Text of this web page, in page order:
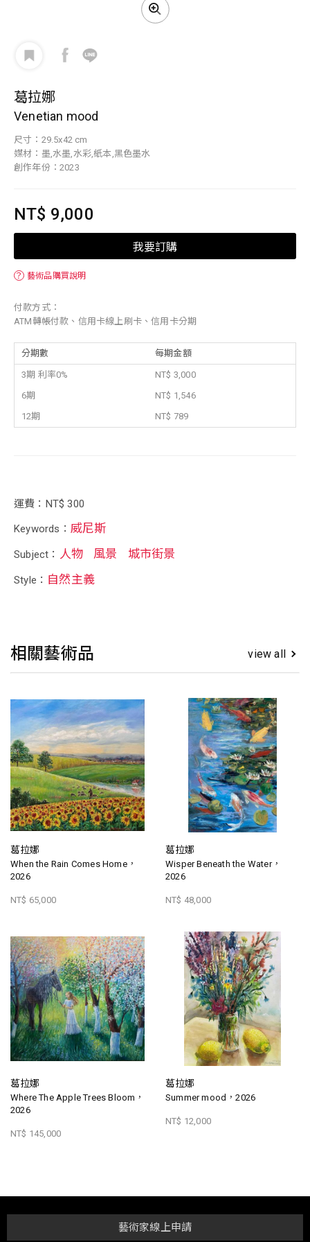
葛拉娜
Venetian mood
尺寸：29.5x42 cm
媒材：墨,水墨,水彩,紙本,黑色墨水
創作年份：2023
NT$ 9,000
我要訂購
？ 藝術品購買說明
付款方式：
ATM轉帳付款、信用卡線上刷卡、信用卡分期
分期數 每期金額
3期 利率0%
NT$ 3,000
6期
NT$ 1,546
12期
NT$ 789
運費：NT$ 300
Keywords： 威尼斯
Subject： 人物 風景 城市街景
Style： 自然主義
相關藝術品 view all
葛拉娜
When the Rain Comes Home，
2026
NT$ 65,000
葛拉娜
Wisper Beneath the Water，
2026
NT$ 48,000
葛拉娜
Where The Apple Trees Bloom，
2026
NT$ 145,000
葛拉娜
Summer mood，2026
NT$ 12,000
藝術家線上申請